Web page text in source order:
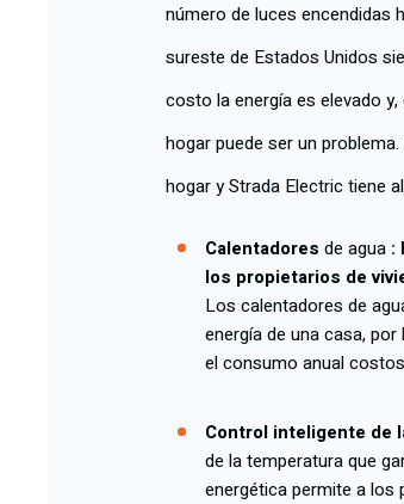
número de luces encendidas
sureste de Estados Unidos
costo la energía es elevado
hogar puede ser un
hogar y Strada Electric tiene
Calentadores de agua :
los propietarios de
Los calentadores de
energía de una casa,
el consumo anual
Control inteligente de
de la temperatura que
energética permite a